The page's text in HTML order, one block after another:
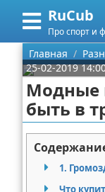
RuCub
Про спорт и
Меню
Главная
Категории
Аэробика
Разное про
Баскетбол
Поиск
О проекте
Контакты
Главная
25-02-2019
Модные
быть в
1.
Что